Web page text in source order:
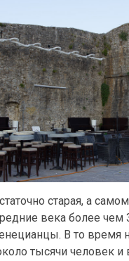
старая, а
века более чем
В то время
тысячи человек и